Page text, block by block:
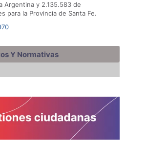
Argentina y 2.135.583 de
para la Provincia de Santa Fe.
Y Normativas